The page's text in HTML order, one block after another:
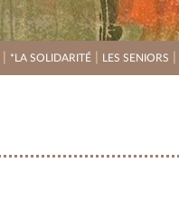
*LA SOLIDARITÉ LES SENIORS